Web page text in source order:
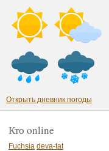
Открыть дневник погоды
Кто online
Fuchsia deva-tat